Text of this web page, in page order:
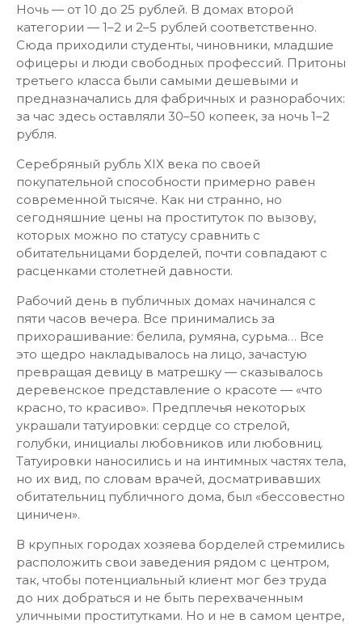
Ночь — от 10 до 25 рублей. В домах второй
категории — 1–2 и 2–5 рублей соответственно.
Сюда приходили студенты, чиновники, младшие
офицеры и люди свободных профессий. Притоны
третьего класса были самыми дешевыми и
предназначались для фабричных и разнорабочих:
за час здесь оставляли 30–50 копеек, за ночь 1–2
рубля.
Серебряный рубль XIХ века по своей
покупательной способности примерно равен
современной тысяче. Как ни странно, но
сегодняшние цены на проституток по вызову,
которых можно по статусу сравнить с
обитательницами борделей, почти совпадают с
расценками столетней давности.
Рабочий день в публичных домах начинался с
пяти часов вечера. Все принимались за
прихорашивание: белила, румяна, сурьма… Все
это щедро накладывалось на лицо, зачастую
превращая девицу в матрешку — сказывалось
деревенское представление о красоте — «что
красно, то красиво». Предплечья некоторых
украшали татуировки: сердце со стрелой,
голубки, инициалы любовников или любовниц.
Татуировки наносились и на интимных частях тела,
но их вид, по словам врачей, досматривавших
обитательниц публичного дома, был «бессовестно
циничен».
В крупных городах хозяева борделей стремились
расположить свои заведения рядом с центром,
так, чтобы потенциальный клиент мог без труда
до них добраться и не быть перехваченным
уличными проститутками. Но и не в самом центре,